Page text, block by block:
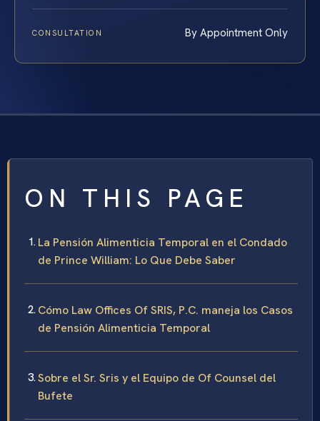
CONSULTATION By Appointment Only
ON THIS PAGE
La Pensión Alimenticia Temporal en el Condado
de Prince William: Lo Que Debe Saber
Cómo Law Offices Of SRIS, P.C. maneja los Casos
de Pensión Alimenticia Temporal
Sobre el Sr. Sris y el Equipo de Of Counsel del
Bufete